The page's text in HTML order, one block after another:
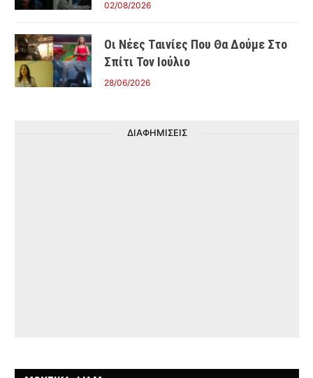
02/08/2026
Οι Νέες Ταινίες Που Θα Δούμε Στο
Σπίτι Τον Ιούλιο
28/06/2026
ΔΙΑΦΗΜΙΣΕΙΣ